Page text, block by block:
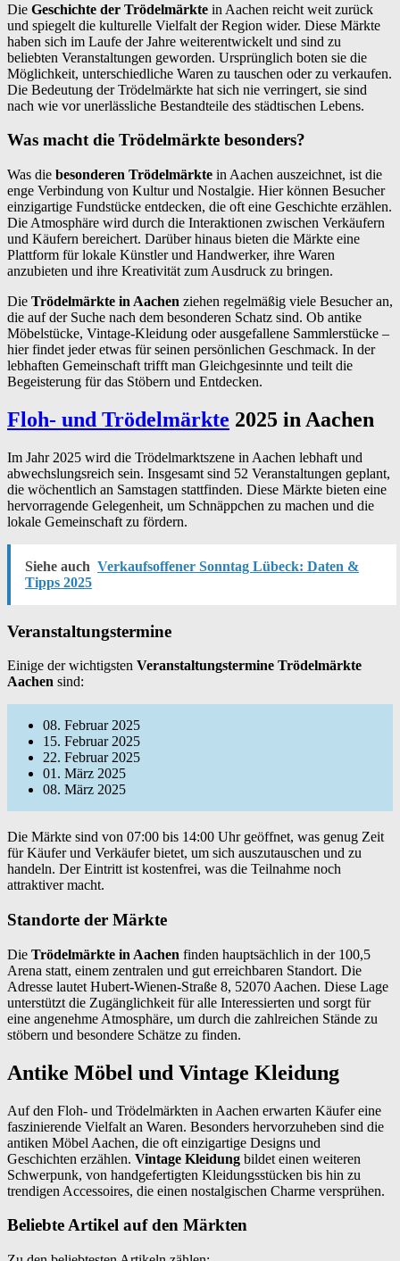
Die Geschichte der Trödelmärkte in Aachen reicht weit zurück
und spiegelt die kulturelle Vielfalt der Region wider. Diese Märkte
haben sich im Laufe der Jahre weiterentwickelt und sind zu
beliebten Veranstaltungen geworden. Ursprünglich boten sie die
Möglichkeit, unterschiedliche Waren zu tauschen oder zu verkaufen.
Die Bedeutung der Trödelmärkte hat sich nie verringert, sie sind
nach wie vor unerlässliche Bestandteile des städtischen Lebens.
Was macht die Trödelmärkte besonders?
Was die besonderen Trödelmärkte in Aachen auszeichnet, ist die
enge Verbindung von Kultur und Nostalgie. Hier können Besucher
einzigartige Fundstücke entdecken, die oft eine Geschichte erzählen.
Die Atmosphäre wird durch die Interaktionen zwischen Verkäufern
und Käufern bereichert. Darüber hinaus bieten die Märkte eine
Plattform für lokale Künstler und Handwerker, ihre Waren
anzubieten und ihre Kreativität zum Ausdruck zu bringen.
Die Trödelmärkte in Aachen ziehen regelmäßig viele Besucher an,
die auf der Suche nach dem besonderen Schatz sind. Ob antike
Möbelstücke, Vintage-Kleidung oder ausgefallene Sammlerstücke –
hier findet jeder etwas für seinen persönlichen Geschmack. In der
lebhaften Gemeinschaft trifft man Gleichgesinnte und teilt die
Begeisterung für das Stöbern und Entdecken.
Floh- und Trödelmärkte 2025 in Aachen
Im Jahr 2025 wird die Trödelmarktszene in Aachen lebhaft und
abwechslungsreich sein. Insgesamt sind 52 Veranstaltungen geplant,
die wöchentlich an Samstagen stattfinden. Diese Märkte bieten eine
hervorragende Gelegenheit, um Schnäppchen zu machen und die
lokale Gemeinschaft zu fördern.
Siehe auch Verkaufsoffener Sonntag Lübeck: Daten &
Tipps 2025
Veranstaltungstermine
Einige der wichtigsten Veranstaltungstermine Trödelmärkte
Aachen sind:
08. Februar 2025
15. Februar 2025
22. Februar 2025
01. März 2025
08. März 2025
Die Märkte sind von 07:00 bis 14:00 Uhr geöffnet, was genug Zeit
für Käufer und Verkäufer bietet, um sich auszutauschen und zu
handeln. Der Eintritt ist kostenfrei, was die Teilnahme noch
attraktiver macht.
Standorte der Märkte
Die Trödelmärkte in Aachen finden hauptsächlich in der 100,5
Arena statt, einem zentralen und gut erreichbaren Standort. Die
Adresse lautet Hubert-Wienen-Straße 8, 52070 Aachen. Diese Lage
unterstützt die Zugänglichkeit für alle Interessierten und sorgt für
eine angenehme Atmosphäre, um durch die zahlreichen Stände zu
stöbern und besondere Schätze zu finden.
Antike Möbel und Vintage Kleidung
Auf den Floh- und Trödelmärkten in Aachen erwarten Käufer eine
faszinierende Vielfalt an Waren. Besonders hervorzuheben sind die
antiken Möbel Aachen, die oft einzigartige Designs und
Geschichten erzählen. Vintage Kleidung bildet einen weiteren
Schwerpunk, von handgefertigten Kleidungsstücken bis hin zu
trendigen Accessoires, die einen nostalgischen Charme versprühen.
Beliebte Artikel auf den Märkten